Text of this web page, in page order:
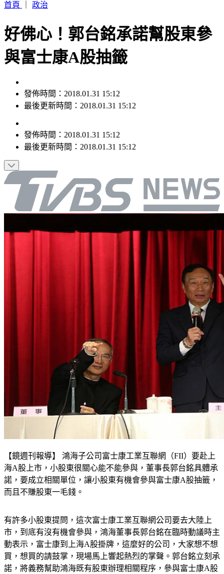
首頁
政治
好佛心！郭台銘承諾幫股東參
與富士康A股抽籤
發佈時間：2018.01.31 15:12
最後更新時間：2018.01.31 15:12
發佈時間： 2018.01.31 15:12
最後更新時間： 2018.01.31 15:12
【鏡週刊報導】 鴻海子公司富士康工業互聯網（FII）要赴上
海A股上市，小股東很關心能不能參與，董事長郭台銘具體承
諾，要成立相關單位，讓小股東有機會參與富士康A股抽籤，
而且不賺股東一毛錢。
有許多小股東提問，這次富士康工業互聯網公司要去大陸上
市，到底有沒有機會參與，鴻海董事長郭台銘在臨時動議時主
動表示，富士康到上海A股掛牌，這麼好的公司，大家想不想
買，想買的請鼓掌，現場馬上響起熱烈的掌聲。郭台銘立刻承
諾，將義務幫助鴻海既有股東辦理相關程序，參與富士康A股